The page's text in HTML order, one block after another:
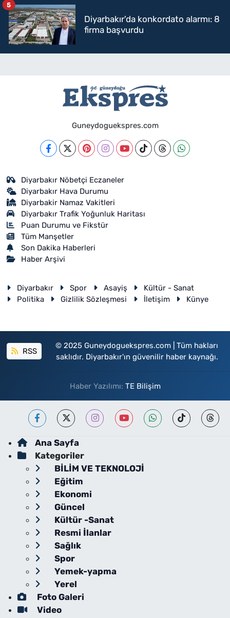
Diyarbakır'da konkordato alarmı: 8
firma başvurdu
5
Guneydoguekspres.com
Diyarbakır Nöbetçi Eczaneler
Diyarbakır Hava Durumu
Diyarbakir Namaz Vakitleri
Diyarbakır Trafik Yoğunluk Haritası
Puan Durumu ve Fikstür
Tüm Manşetler
Son Dakika Haberleri
Haber Arşivi
Diyarbakır Spor Asayiş
Kültür - Sanat
Politika
Gizlilik Sözleşmesi İletişim Künye
RSS
© 2025 Guneydoguekspres.com | Tüm hakları
saklıdır. Diyarbakır'ın güvenilir haber kaynağı.
Haber Yazılımı: TE Bilişim
Ana Sayfa
Kategoriler
BİLİM VE TEKNOLOJİ
Eğitim
Ekonomi
Güncel
Kültür -Sanat
Resmi İlanlar
Sağlık
Spor
Yemek-yapma
Yerel
Foto Galeri
Video